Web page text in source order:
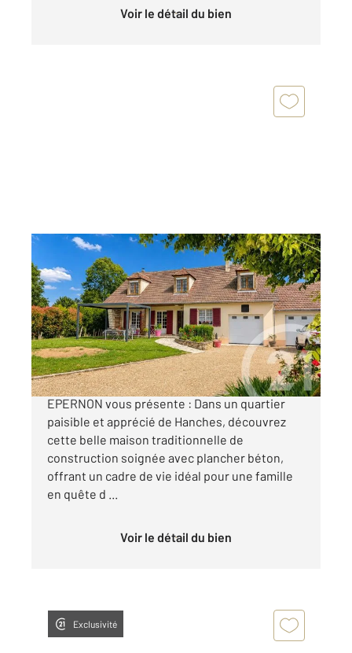
Voir le détail du bien
EPERNON 28
155 m
, 7 pièces
Ref : 3147
Maison à vendre
323 000 €
Votre agence Century 21 Universal Demeure
EPERNON vous présente : Dans un quartier
paisible et apprécié de Hanches, découvrez
cette belle maison traditionnelle de
construction soignée avec plancher béton,
offrant un cadre de vie idéal pour une famille
en quête d ...
Voir le détail du bien
Exclusivité